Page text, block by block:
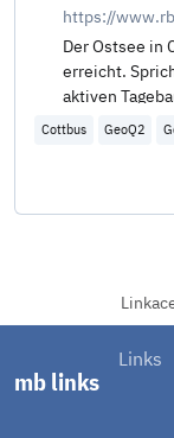
mb links
Links
Der Ostsee in
erreicht.
aktiven
größtes
Cottbus GeoQ2